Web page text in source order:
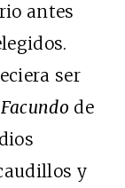
antes
ser
Facundo de
y